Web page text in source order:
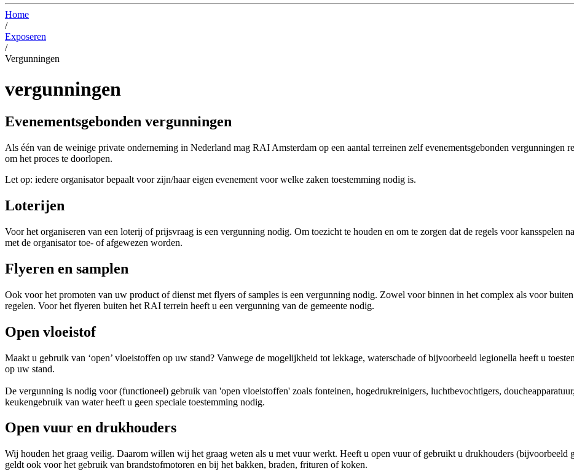
Home
/
Exposeren
/
Vergunningen
vergunningen
Evenementsgebonden vergunningen
Als één van de weinige private onderneming in Nederland mag RAI Amsterdam op een aantal terreinen zelf evenementsgebonden
om het proces te doorlopen.
Let op: iedere organisator bepaalt voor zijn/haar eigen evenement voor welke zaken toestemming nodig is.
Loterijen
Voor het organiseren van een loterij of prijsvraag is een vergunning nodig. Om toezicht te houden en om te zorgen dat de regels voor kansspelen
met de organisator toe- of afgewezen worden.
Flyeren en samplen
Ook voor het promoten van uw product of dienst met flyers of samples is een vergunning nodig. Zowel voor binnen in het complex als voor
regelen. Voor het flyeren buiten het RAI terrein heeft u een vergunning van de gemeente nodig.
Open vloeistof
Maakt u gebruik van ‘open’ vloeistoffen op uw stand? Vanwege de mogelijkheid tot lekkage, waterschade of bijvoorbeeld legionella heeft u
op uw stand.
De vergunning is nodig voor (functioneel) gebruik van 'open vloeistoffen' zoals fonteinen, hogedrukreinigers, luchtbevochtigers,
keukengebruik van water heeft u geen speciale toestemming nodig.
Open vuur en drukhouders
Wij houden het graag veilig. Daarom willen wij het graag weten als u met vuur werkt. Heeft u open vuur of gebruikt u drukhouders (bijvoorbeeld
geldt ook voor het gebruik van brandstofmotoren en bij het bakken, braden, frituren of koken.